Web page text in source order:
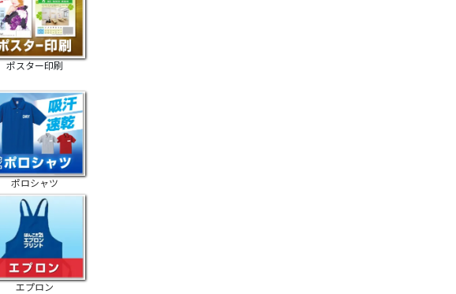
ポスター印刷
ポロシャツ
エプロン